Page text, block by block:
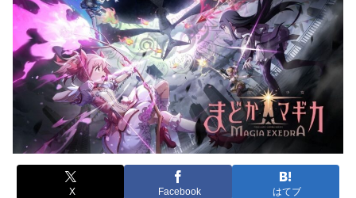
X Facebook はてブ